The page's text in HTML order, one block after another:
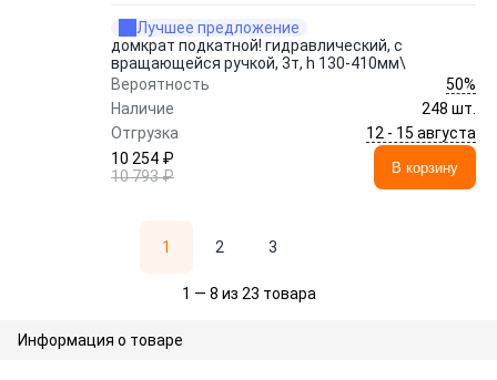
Лучшее предложение
домкрат подкатной! гидравлический, с
вращающейся ручкой, 3т, h 130-410мм\
Вероятность
50%
Наличие
248 шт.
Отгрузка
12 - 15 августа
10 254 ₽
10 793 ₽
В корзину
1 2 3
1 — 8 из 23 товара
Информация о товаре